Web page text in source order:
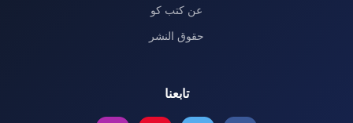
عن كتب كو
حقوق النشر
تابعنا